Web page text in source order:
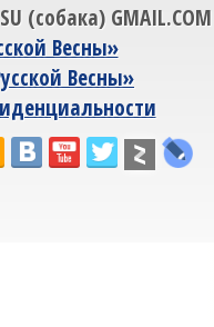
(собака) GMAIL.COM
Весны»
Весны»